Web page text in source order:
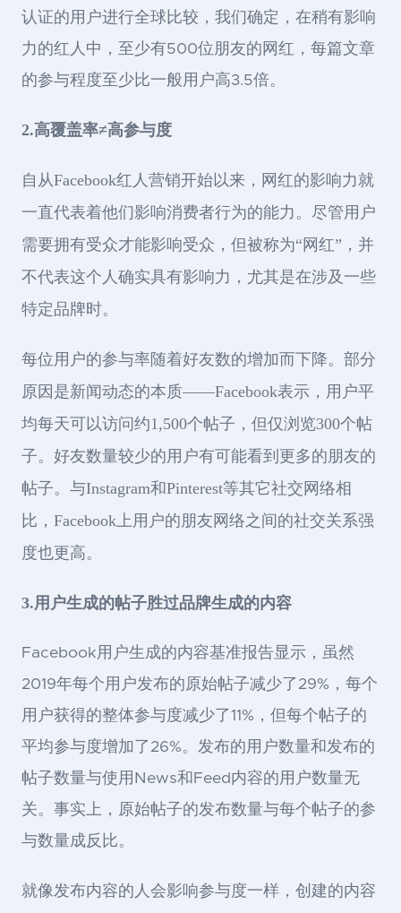
认证的用户进行全球比较，我们确定，在稍有影响
力的红人中，至少有500位朋友的网红，每篇文章
的参与程度至少比一般用户高3.5倍。
2.高覆盖率≠高参与度
自从Facebook红人营销开始以来，网红的影响力就
一直代表着他们影响消费者行为的能力。尽管用户
需要拥有受众才能影响受众，但被称为“网红”，并
不代表这个人确实具有影响力，尤其是在涉及一些
特定品牌时。
每位用户的参与率随着好友数的增加而下降。部分
原因是新闻动态的本质——Facebook表示，用户平
均每天可以访问约1,500个帖子，但仅浏览300个帖
子。好友数量较少的用户有可能看到更多的朋友的
帖子。与Instagram和Pinterest等其它社交网络相
比，Facebook上用户的朋友网络之间的社交关系强
度也更高。
3.用户生成的帖子胜过品牌生成的内容
Facebook用户生成的内容基准报告显示，虽然
2019年每个用户发布的原始帖子减少了29%，每个
用户获得的整体参与度减少了11%，但每个帖子的
平均参与度增加了26%。发布的用户数量和发布的
帖子数量与使用News和Feed内容的用户数量无
关。事实上，原始帖子的发布数量与每个帖子的参
与数量成反比。
就像发布内容的人会影响参与度一样，创建的内容